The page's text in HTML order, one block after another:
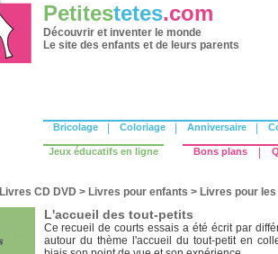
Petitestetes.com
Découvrir et inventer le monde
Le site des enfants et de leurs parents
Bricolage Coloriage Anniversaire
Jeux éducatifs en ligne Bons plans
Livres CD DVD > Livres pour enfants > Livres pour
L'accueil des tout-petits
Ce recueil de courts essais a été écrit par
autour du thème l'accueil du tout-petit en